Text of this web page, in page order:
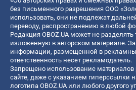
без письменного разрешения ООО
использовать, они не подлежат
переводу, распространению в любой
Редакция OBOZ.UA может не разделять
изложенную в авторском материале. За
информации, размещенной в
ответственность несет рекламодатель.
Запрещено использование
сайте, даже с указанием гиперссылки
логотипа OBOZ.UA или любого другого